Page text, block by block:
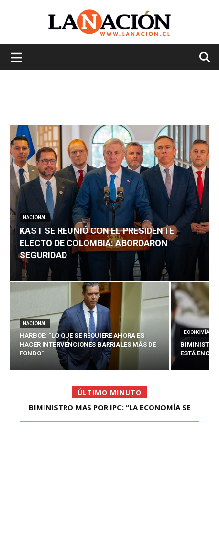
NACIONAL
KAST SE REUNIÓ CON EL PRESIDENTE
ELECTO DE COLOMBIA: ABORDARON
SEGURIDAD
NACIONAL
HARBOE: “LO QUE SE REQUIERE AHORA ES
HACER INTERVENCIONES BARRIALES MÁS DE
FONDO”
ECONOMÍA
BIMINISTRO
ESTÁ
ÚLTIMO MINUTO
BIMINISTRO MAS POR IPC: “LA ECONOMÍA SE